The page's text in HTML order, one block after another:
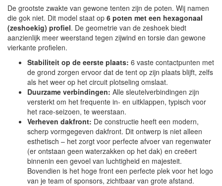
De grootste zwakte van gewone tenten zijn de poten. Wij namen
die gok niet. Dit model staat op 6 poten met een hexagonaal
(zeshoekig) profiel. De geometrie van de zeshoek biedt
aanzienlijk meer weerstand tegen zijwind en torsie dan gewone
vierkante profielen.
Stabiliteit op de eerste plaats: 6 vaste contactpunten met
de grond zorgen ervoor dat de tent op zijn plaats blijft, zelfs
als het weer op het circuit plotseling omslaat.
Duurzame verbindingen: Alle sleutelverbindingen zijn
versterkt om het frequente in- en uitklappen, typisch voor
het race-seizoen, te weerstaan.
Verheven dakfront: De constructie heeft een modern,
scherp vormgegeven dakfront. Dit ontwerp is niet alleen
esthetisch – het zorgt voor perfecte afvoer van regenwater
(er ontstaan geen waterzakken op het dak) en creëert
binnenin een gevoel van luchtigheid en majesteit.
Bovendien is het hoge front een perfecte plek voor het logo
van je team of sponsors, zichtbaar van grote afstand.